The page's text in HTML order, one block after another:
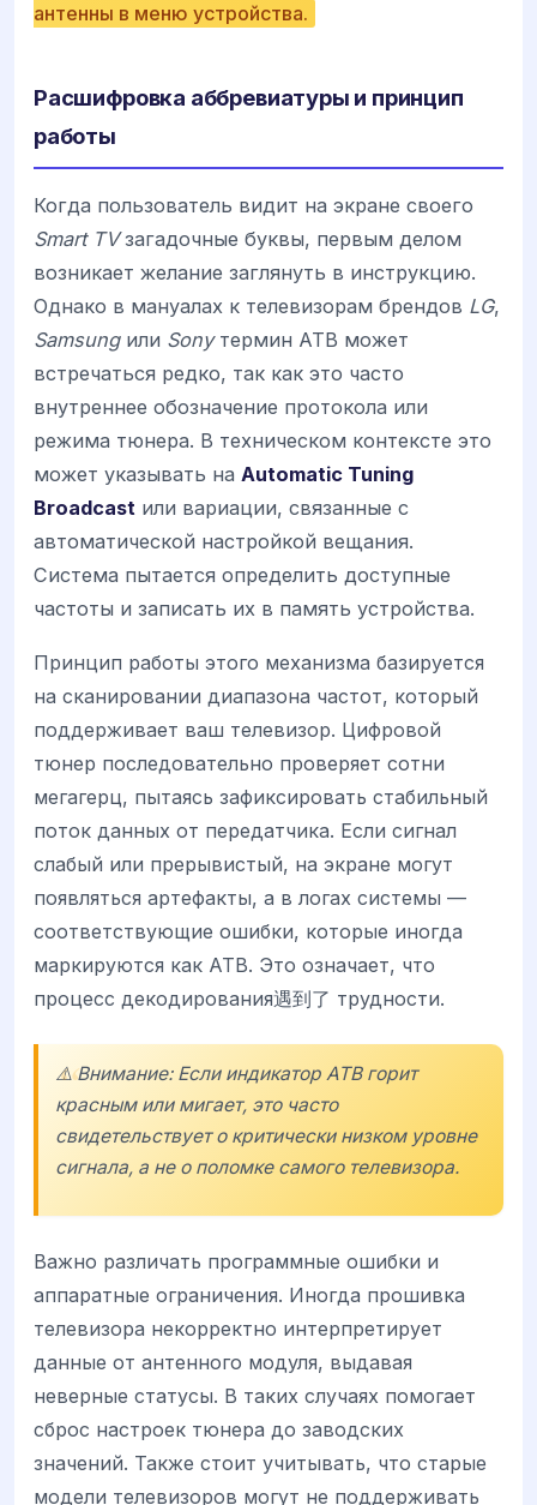
антенны в меню устройства.
Расшифровка аббревиатуры и принцип
работы
Когда пользователь видит на экране своего
Smart TVзагадочные буквы, первым делом
возникает желание заглянуть в инструкцию.
Однако в мануалах к телевизорам брендов LG,
Samsungили Sonyтермин ATB может
встречаться редко, так как это часто
внутреннее обозначение протокола или
режима тюнера. В техническом контексте это
может указывать на Automatic Tuning
Broadcast или вариации, связанные с
автоматической настройкой вещания.
Система пытается определить доступные
частоты и записать их в память устройства.
Принцип работы этого механизма базируется
на сканировании диапазона частот, который
поддерживает ваш телевизор. Цифровой
тюнер последовательно проверяет сотни
мегагерц, пытаясь зафиксировать стабильный
поток данных от передатчика. Если сигнал
слабый или прерывистый, на экране могут
появляться артефакты, а в логах системы —
соответствующие ошибки, которые иногда
маркируются как ATB. Это означает, что
процесс декодирования遇到了 трудности.
⚠️ Внимание: Если индикатор ATB горит
красным или мигает, это часто
свидетельствует о критически низком уровне
сигнала, а не о поломке самого телевизора.
Важно различать программные ошибки и
аппаратные ограничения. Иногда прошивка
телевизора некорректно интерпретирует
данные от антенного модуля, выдавая
неверные статусы. В таких случаях помогает
сброс настроек тюнера до заводских
значений. Также стоит учитывать, что старые
модели телевизоров могут не поддерживать